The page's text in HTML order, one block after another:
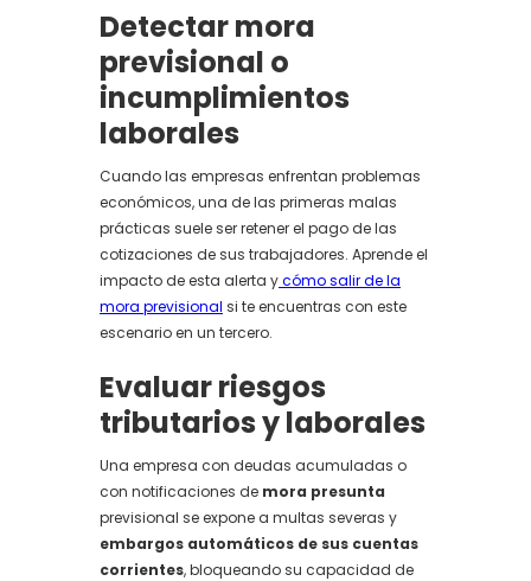
Detectar mora
previsional o
incumplimientos
laborales
Cuando las empresas enfrentan problemas
económicos, una de las primeras malas
prácticas suele ser retener el pago de las
cotizaciones de sus trabajadores. Aprende el
impacto de esta alerta ycómo salir de la
mora previsional si te encuentras con este
escenario en un tercero.
Evaluar riesgos
tributarios y laborales
Una empresa con deudas acumuladas o
con notificaciones de mora presunta
previsional se expone a multas severas y
embargos automáticos de sus cuentas
corrientes, bloqueando su capacidad de